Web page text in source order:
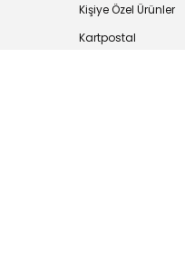
Kişiye Özel Ürünler
Kartpostal